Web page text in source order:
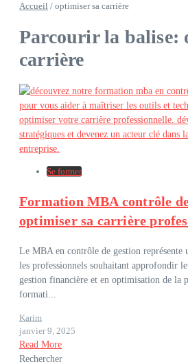
Accueil / optimiser sa carrière
Parcourir la balise:
carrière
Se former
Formation MBA contrôle
optimiser sa carrière
Le MBA en contrôle de gestion représente
les professionnels souhaitant approfondir
gestion financière et en optimisation de la
formati...
Karim
janvier 9, 2025
Read More
Rechercher